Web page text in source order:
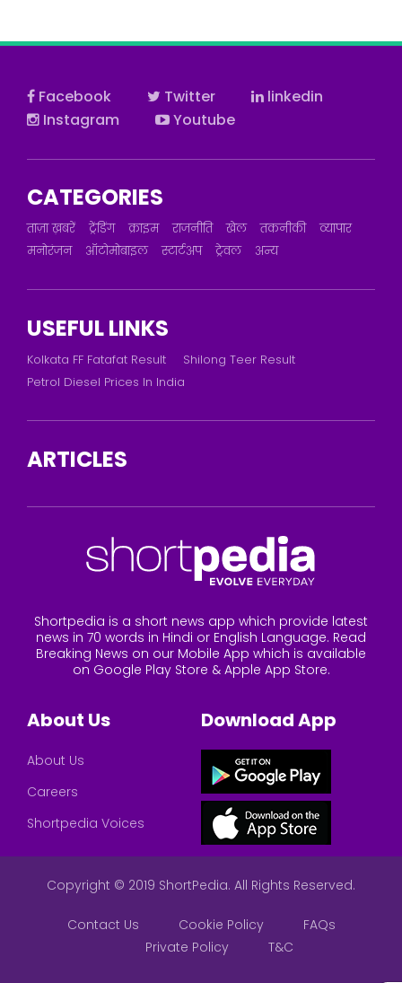
Facebook Twitter
linkedin
Instagram
Youtube
CATEGORIES
ताज़ा ख़बरें ट्रेंडिंग क्राइम राजनीति खेल तकनीकी
व्यापार
मनोरंजन
ऑटोमोबाइल स्टार्टअप ट्रेवल अन्य
USEFUL LINKS
Kolkata FF Fatafat Result
Shilong Teer Result
Petrol Diesel Prices In India
ARTICLES
Shortpedia is a short news app which provide latest
news in 70 words in Hindi or English Language. Read
Breaking News on our Mobile App which is available
on Google Play Store & Apple App Store.
About Us
About Us
Careers
Shortpedia Voices
Download App
Copyright © 2019 ShortPedia. All Rights Reserved.
Contact Us Cookie Policy
FAQs
Private Policy
T&C